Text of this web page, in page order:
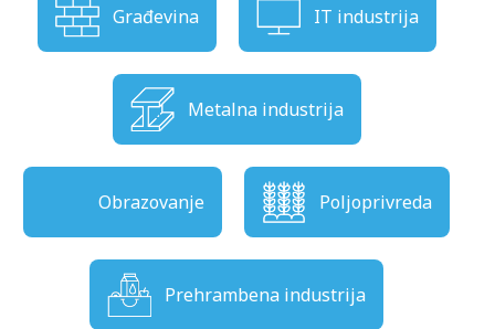
Građevina IT industrija
Metalna industrija
Obrazovanje Poljoprivreda
Prehrambena industrija